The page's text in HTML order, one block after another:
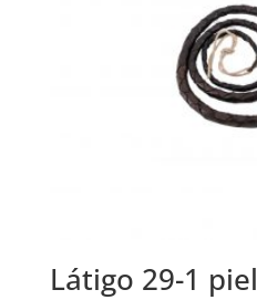
Látigo 29-1 piel